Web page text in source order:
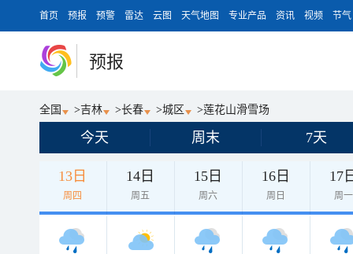
首页 预报 预警 雷达 云图 天气地图 专业产品 资讯 视频 节气
预报
全国 >吉林 >长春 >城区 >莲花山滑雪场
今天 周末 7天
13日
周四
14日
周五
15日
周六
16日
周日
17
周一